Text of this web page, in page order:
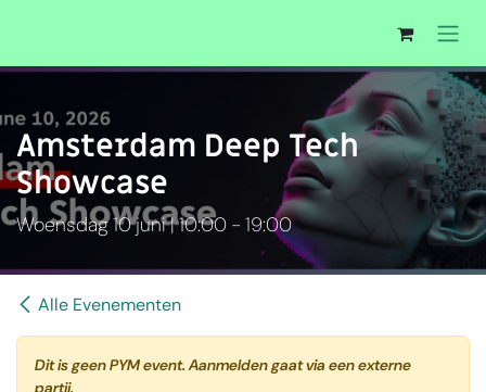
Amsterdam Deep Tech
Showcase
Woensdag 10 juni | 10:00 - 19:00
Alle Evenementen
Dit is geen PYM event. Aanmelden gaat via een externe
partij.